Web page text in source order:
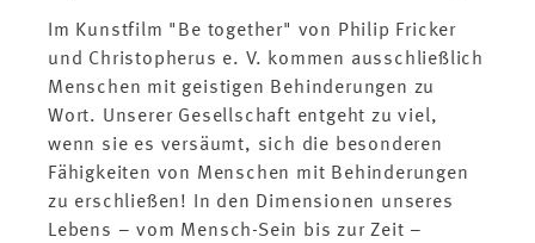
Im Kunstfilm "Be together" von Philip Fricker
und Christopherus e. V. kommen ausschließlich
Menschen mit geistigen Behinderungen zu
Wort. Unserer Gesellschaft entgeht zu viel,
wenn sie es versäumt, sich die besonderen
Fähigkeiten von Menschen mit Behinderungen
zu erschließen! In den Dimensionen unseres
Lebens – vom Mensch-Sein bis zur Zeit –